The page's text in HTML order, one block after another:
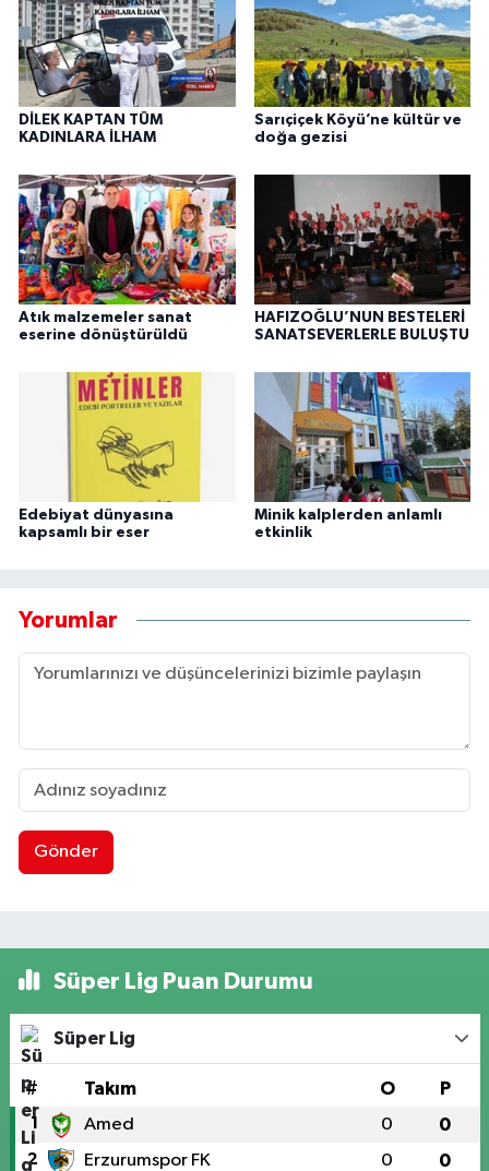
DİLEK KAPTAN TÜM
KADINLARA İLHAM
Sarıçiçek Köyü’ne kültür ve
doğa gezisi
Atık malzemeler sanat
eserine dönüştürüldü
HAFIZOĞLU’NUN BESTELERİ
SANATSEVERLERLE BULUŞTU
Edebiyat dünyasına
kapsamlı bir eser
Minik kalplerden anlamlı
etkinlik
Yorumlar
Gönder
Süper Lig Puan Durumu
Süper Lig
# Takım O P
1 Amed 0 0
2 Erzurumspor FK 0 0